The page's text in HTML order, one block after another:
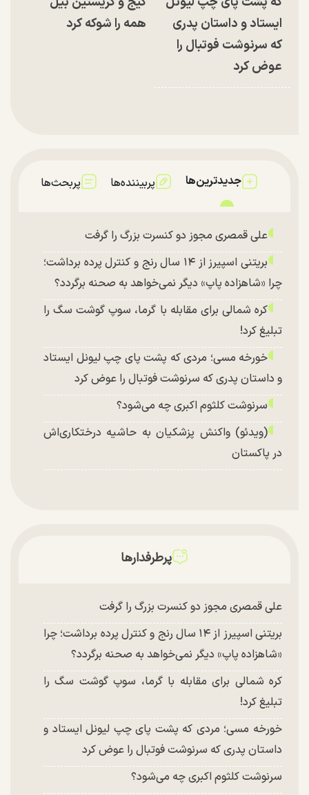
ایستاد و داستان پدری
که سرنوشت فوتبال را
عوض کرد
همه را شوکه کرد
جدیدترین‌ها پربیننده‌ها پربحث‌ها
علی قمصری مجوز دو کنسرت بزرگ را گرفت
بریتنی اسپیرز از ۱۴ سال رنج و کنترل پرده برداشت؛
چرا «شاهزاده پاپ» دیگر نمی‌خواهد به صحنه برگردد؟
کره شمالی برای مقابله با گرما، سوپ گوشت سگ را
تبلیغ کرد!
خورخه مسی؛ مردی که پشت پای چپ لیونل ایستاد
و داستان پدری که سرنوشت فوتبال را عوض کرد
سرنوشت کلثوم اکبری چه می‌شود؟
(ویدئو) واکنش پزشکیان به حاشیه درختکاری‌اش
در پاکستان
پرطرفدارها
علی قمصری مجوز دو کنسرت بزرگ را گرفت
بریتنی اسپیرز از ۱۴ سال رنج و کنترل پرده برداشت؛ چرا
«شاهزاده پاپ» دیگر نمی‌خواهد به صحنه برگردد؟
کره شمالی برای مقابله با گرما، سوپ گوشت سگ را
تبلیغ کرد!
خورخه مسی؛ مردی که پشت پای چپ لیونل ایستاد و
داستان پدری که سرنوشت فوتبال را عوض کرد
سرنوشت کلثوم اکبری چه می‌شود؟